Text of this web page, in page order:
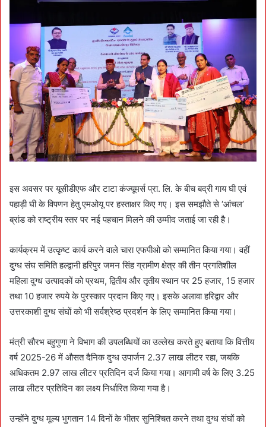
इस अवसर पर यूसीडीएफ और टाटा कंज्यूमर्स प्रा. लि. के बीच बद्री गाय घी एवं
पहाड़ी घी के विपणन हेतु एमओयू पर हस्ताक्षर किए गए। इस समझौते से ‘आंचल’
ब्रांड को राष्ट्रीय स्तर पर नई पहचान मिलने की उम्मीद जताई जा रही है।
कार्यक्रम में उत्कृष्ट कार्य करने वाले चारा एफपीओ को सम्मानित किया गया। वहीं
दुग्ध संघ समिति हल्द्वानी हरिपुर जमन सिंह ग्रामीण क्षेत्र की तीन प्रगतिशील
महिला दुग्ध उत्पादकों को प्रथम, द्वितीय और तृतीय स्थान पर 25 हजार, 15 हजार
तथा 10 हजार रुपये के पुरस्कार प्रदान किए गए। इसके अलावा हरिद्वार और
उत्तरकाशी दुग्ध संघों को भी सर्वश्रेष्ठ प्रदर्शन के लिए सम्मानित किया गया।
मंत्री सौरभ बहुगुणा ने विभाग की उपलब्धियों का उल्लेख करते हुए बताया कि वित्तीय
वर्ष 2025-26 में औसत दैनिक दुग्ध उपार्जन 2.37 लाख लीटर रहा, जबकि
अधिकतम 2.97 लाख लीटर प्रतिदिन दर्ज किया गया। आगामी वर्ष के लिए 3.25
लाख लीटर प्रतिदिन का लक्ष्य निर्धारित किया गया है।
उन्होंने दुग्ध मूल्य भुगतान 14 दिनों के भीतर सुनिश्चित करने तथा दुग्ध संघों को